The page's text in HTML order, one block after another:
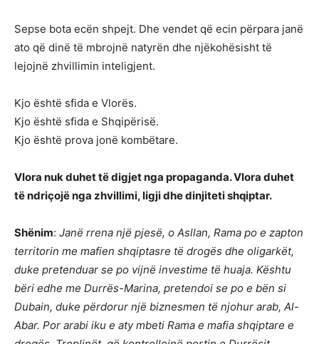
Sepse bota ecën shpejt. Dhe vendet që ecin përpara janë
ato që dinë të mbrojnë natyrën dhe njëkohësisht të
lejojnë zhvillimin inteligjent.
Kjo është sfida e Vlorës.
Kjo është sfida e Shqipërisë.
Kjo është prova jonë kombëtare.
Vlora nuk duhet të digjet nga propaganda. Vlora duhet
të ndriçojë nga zhvillimi, ligji dhe dinjiteti shqiptar.
Shënim: Janë rrena një pjesë, o Asllan, Rama po e zapton
territorin me mafien shqiptasre të drogës dhe oligarkët,
duke pretenduar se po vijnë investime të huaja. Kështu
bëri edhe me Durrës-Marina, pretendoi se po e bën si
Dubain, duke përdorur një biznesmen të njohur arab, Al-
Abar. Por arabi iku e aty mbeti Rama e mafia shqiptare e